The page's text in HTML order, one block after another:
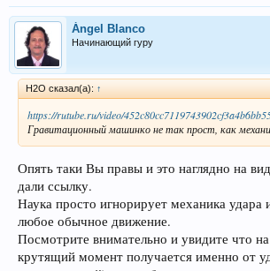
Ángel Blanco
Начинающий гуру
H2O сказал(а): ↑
https://rutube.ru/video/
Гравитационный машинко не так прост, как
Опять таки Вы правы и это наглядно на
дали ссылку.
Наука просто игнорирует механика удара
любое обычное движение.
Посмотрите внимательно и увидите что
крутящий момент получается именно от